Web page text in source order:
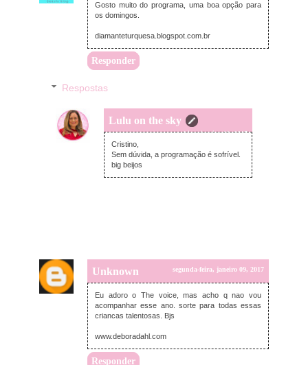
Gosto muito do programa, uma boa opção para
os domingos.
diamanteturquesa.blogspot.com.br
Responder
Respostas
Lulu on the sky
terça-feira, janeiro 10, 2017
Cristino,
Sem dúvida, a programação é sofrível.
big beijos
Unknown segunda-feira, janeiro 09, 2017
Eu adoro o The voice, mas acho q nao vou
acompanhar esse ano. sorte para todas essas
criancas talentosas. Bjs
www.deboradahl.com
Responder